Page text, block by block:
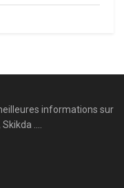
informations sur
....